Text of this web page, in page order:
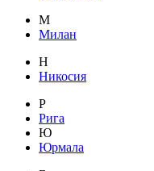
М
Милан
Н
Никосия
Р
Рига
Ю
Юрмала